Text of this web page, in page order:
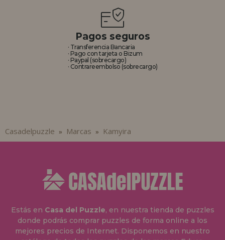
Pagos seguros
· Transferencia Bancaria
· Pago con tarjeta o Bizum
· Paypal (sobrecargo)
· Contrareembolso (sobrecargo)
Casadelpuzzle » Marcas » Kamyira
Estás en Casa del Puzzle, en nuestra tienda de puzzles
donde podrás comprar puzzles de forma online a los
mejores precios de Internet. Disponemos en nuestro